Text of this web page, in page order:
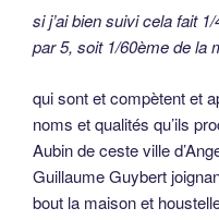
biens meubles
Guybert en son vivant
qu’ils soient situés et
transportant etc et est
quictance cession et
noms auxdits
somme de 8 livres tz